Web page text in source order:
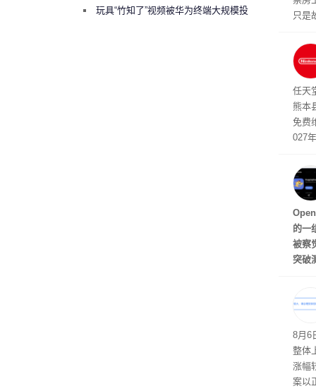
只是
人
品销
损主
任天
熊本
免费
027
的一
被察
突破
和模
以完
没有
8月6
整体
涨幅
案以
曾将华为驻场工程师驱逐出研发基地
玩具“竹知了”视频被华为终端大规模投